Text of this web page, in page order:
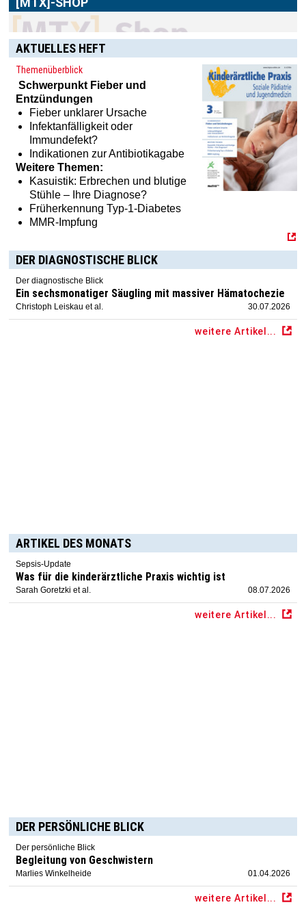
AKTUELLES HEFT
Themenüberblick
Schwerpunkt Fieber und
Entzündungen
Fieber unklarer Ursache
Infektanfälligkeit oder
Immundefekt?
Indikationen zur Antibiotikagabe
Weitere Themen:
Kasuistik: Erbrechen und blutige
Stühle – Ihre Diagnose?
Früherkennung Typ-1-Diabetes
MMR-Impfung
DER DIAGNOSTISCHE BLICK
Der diagnostische Blick
Ein sechsmonatiger Säugling mit massiver Hämatochezie
Christoph Leiskau et al. 30.07.2026
weitere Artikel...
ARTIKEL DES MONATS
Sepsis-Update
Was für die kinderärztliche Praxis wichtig ist
Sarah Goretzki et al. 08.07.2026
weitere Artikel...
DER PERSÖNLICHE BLICK
Der persönliche Blick
Begleitung von Geschwistern
Marlies Winkelheide 01.04.2026
weitere Artikel...